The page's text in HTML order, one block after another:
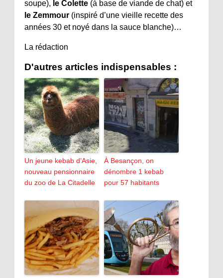
soupe), le Colette (à base de viande de chat) et
le Zemmour (inspiré d’une vieille recette des
années 30 et noyé dans la sauce blanche)…
La rédaction
D'autres articles indispensables :
Un jeune kebab d’Asie,
nouveau pensionnaire
du zoo de La Citadelle
À Besançon, on
dénombre 1 kebab
pour 57 habitants